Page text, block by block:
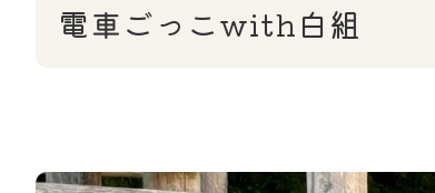
電車ごっこwith白組